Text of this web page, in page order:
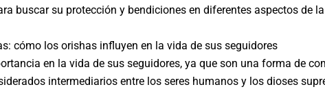
buscar su protección y bendiciones en diferentes aspectos de
cómo los orishas influyen en la vida de sus seguidores
en la vida de sus seguidores, ya que son una forma de
intermediarios entre los seres humanos y los dioses